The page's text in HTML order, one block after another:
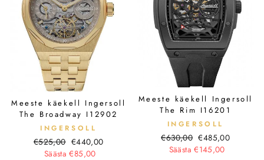
Meeste käekell Ingersoll
The Broadway I12902
INGERSOLL
Tavahind
€525,00 Soodushind
€440,00
Säästa €85,00
Meeste käekell Ingersoll
The Rim I16201
INGERSOLL
Tavahind
€630,00 Soodushind
€485,00
Säästa €145,00